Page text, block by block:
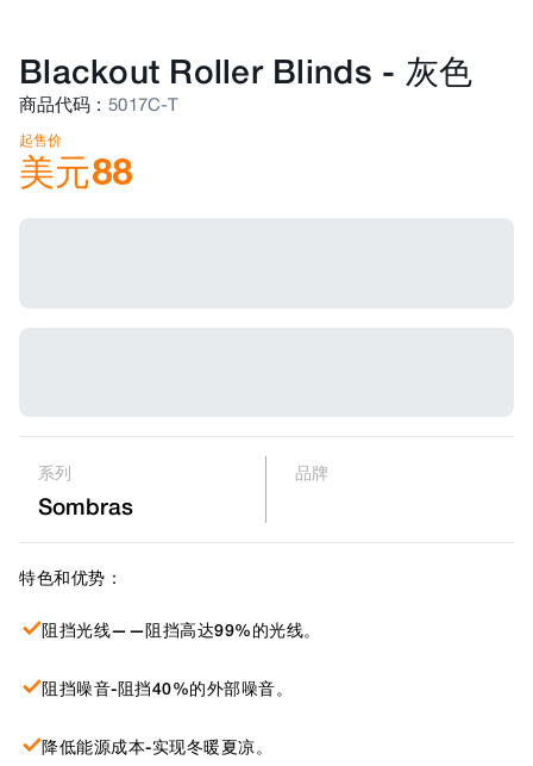
Blackout Roller Blinds - 灰色
商品代码 : 5017C-T
起售价
美元88
系列
Sombras
品牌
特色和优势：
阻挡光线——阻挡高达99%的光线。
阻挡噪音-阻挡40%的外部噪音。
降低能源成本-实现冬暖夏凉。